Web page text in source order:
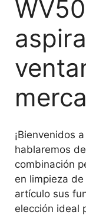
¡Bienvenidos
hablaremos
combinación
en limpieza
artículo sus
elección ideal